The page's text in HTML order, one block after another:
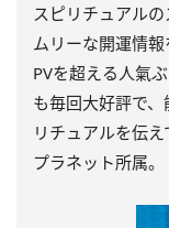
スピリチュアル
ムリーな開運情
PVを超える人氣
も毎回大好評で
リチュアルを伝
プラネット所属。